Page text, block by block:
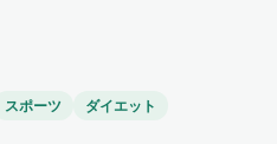
スポーツ
ダイエット